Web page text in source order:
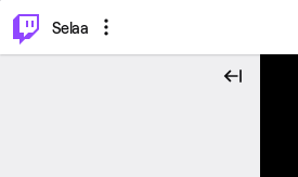
Selaa